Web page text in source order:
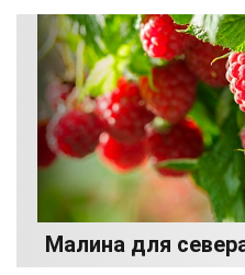
Малина для